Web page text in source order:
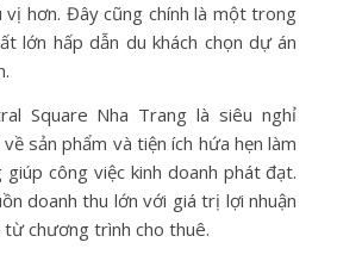
vị hơn. Đây cũng chính là một trong
lớn hấp dẫn du khách chọn dự án
Square Nha Trang là siêu nghỉ
sản phẩm và tiện ích hứa hẹn làm
giúp công việc kinh doanh phát đạt.
doanh thu lớn với giá trị lợi nhuận
chương trình cho thuê.